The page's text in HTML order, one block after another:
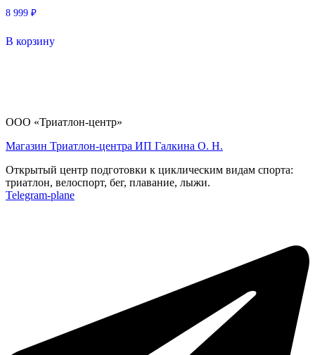
8 999 ₽
В корзину
ООО «Триатлон-центр»
Магазин Триатлон-центра ИП Галкина О. Н.
Открытый центр подготовки к циклическим видам спорта:
триатлон, велоспорт, бег, плавание, лыжи.
Telegram-plane